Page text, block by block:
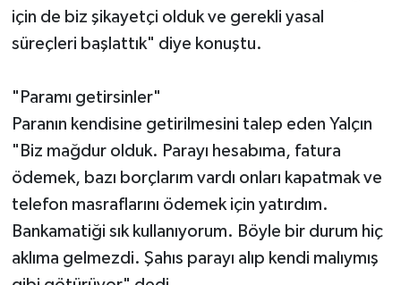
için de biz şikayetçi olduk ve gerekli yasal
süreçleri başlattık" diye konuştu.
"Paramı getirsinler"
Paranın kendisine getirilmesini talep eden Yalçın
"Biz mağdur olduk. Parayı hesabıma, fatura
ödemek, bazı borçlarım vardı onları kapatmak ve
telefon masraflarını ödemek için yatırdım.
Bankamatiği sık kullanıyorum. Böyle bir durum hiç
aklıma gelmezdi. Şahıs parayı alıp kendi malıymış